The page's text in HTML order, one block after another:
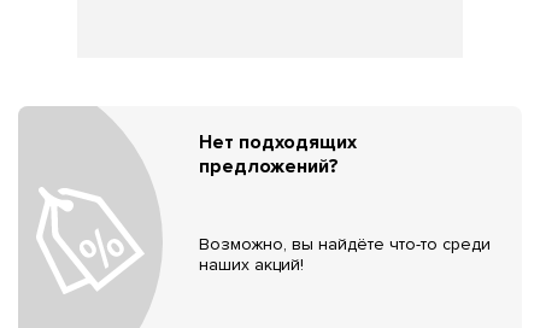
Нет подходящих
предложений?
Возможно, вы найдёте что-то среди
наших акций!